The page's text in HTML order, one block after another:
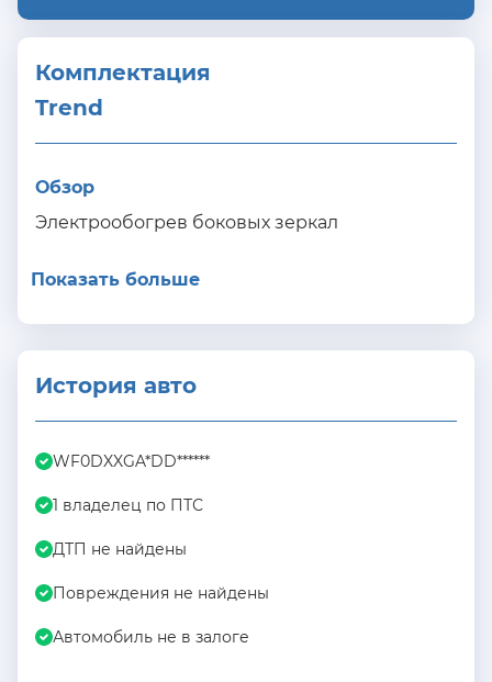
Комплектация
Trend
Обзор
Электрообогрев боковых зеркал
Показать больше
История авто
WF0DXXGA*DD******
1 владелец по ПТС
ДТП не найдены
Повреждения не найдены
Автомобиль не в залоге